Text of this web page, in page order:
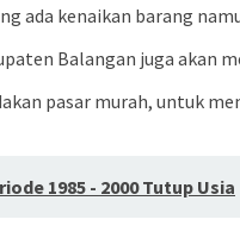
ada kenaikan barang
Balangan juga akan
pasar murah, untuk
1985 - 2000 Tutup Usia